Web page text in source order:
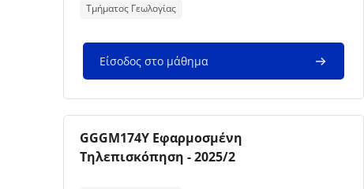
Τμήματος Γεωλογίας
Είσοδος στο μάθημα
Εικόνα μαθήματος
Όνομα μαθήματος
GGGM174Y Εφαρμοσμένη
Τηλεπισκόπηση - 2025/2